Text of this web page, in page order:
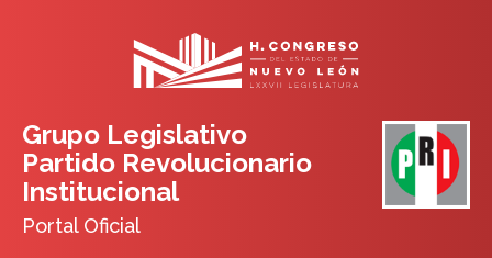
Grupo Legislativo
Partido Revolucionario
Institucional
Portal Oficial